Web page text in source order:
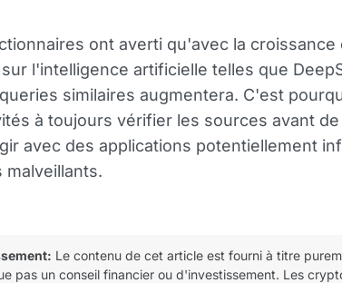
ont averti qu'avec la croissance
l'intelligence artificielle telles que
similaires augmentera. C'est
à toujours vérifier les sources avant
avec des applications potentiellement
malveillants.
Le contenu de cet article est fourni à titre
pas un conseil financier ou d'investissement. Les